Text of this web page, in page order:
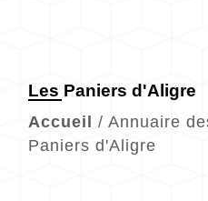
Les Paniers d'Aligre
Accueil / Annuaire
Paniers d'Aligre